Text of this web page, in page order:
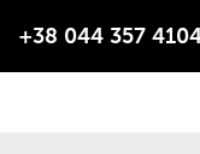
+38 044 357